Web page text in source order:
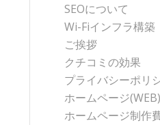
SEOについて
Wi-Fiインフラ構築
ご挨拶
クチコミの効果
プライバシーポリ
ホームページ
ホームページ制作